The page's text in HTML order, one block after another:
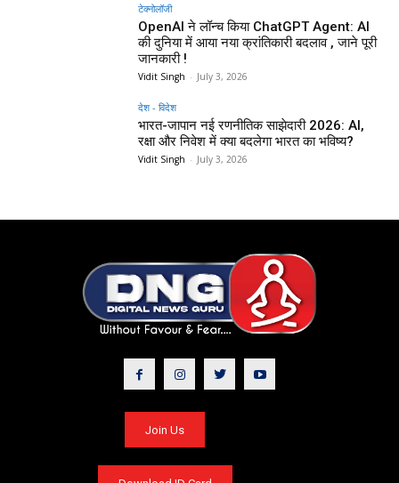
टेक्नोलॉजी
OpenAI ने लॉन्च किया ChatGPT Agent: AI
की दुनिया में आया नया क्रांतिकारी बदलाव , जाने पूरी
जानकारी !
Vidit Singh - July 3, 2026
देश - विदेश
भारत-जापान नई रणनीतिक साझेदारी 2026: AI,
रक्षा और निवेश में क्या बदलेगा भारत का भविष्य?
Vidit Singh - July 3, 2026
Join Us